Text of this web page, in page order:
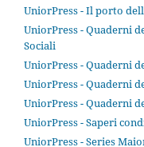
UniorPress - Il porto
UniorPress - Quaderni
Sociali
UniorPress - Quaderni
UniorPress - Quaderni
UniorPress - Quaderni
UniorPress - Saperi
UniorPress - Series